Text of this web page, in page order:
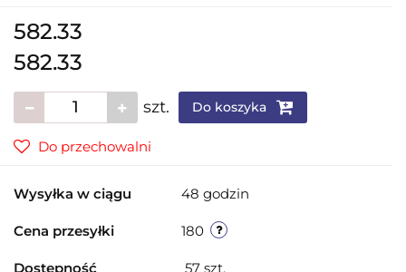
582.33
582.33
szt. Do koszyka
Do przechowalni
Wysyłka w ciągu 48 godzin
Cena przesyłki 180
Dostępność 57 szt.